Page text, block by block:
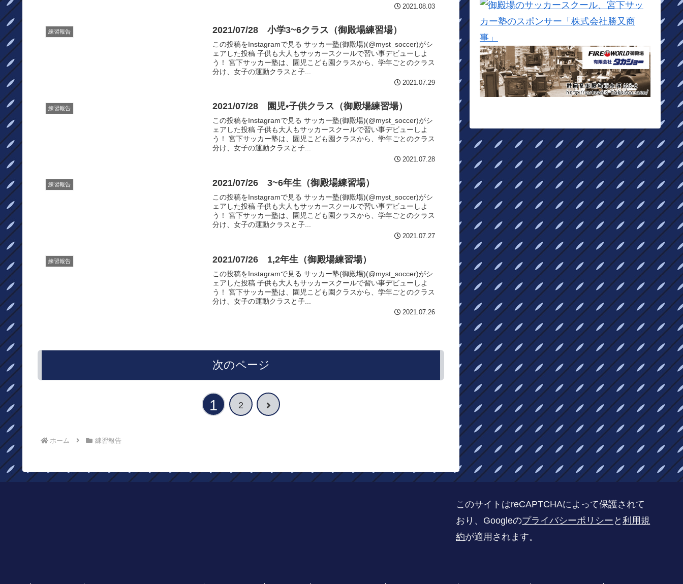
2021.08.03
練習報告 2021/07/28 小学3~6クラス（御殿場練習場）
この投稿をInstagramで見る サッカー塾(御殿場)(@myst_soccer)がシ
ェアした投稿 子供も大人もサッカースクールで習い事デビューしよ
う！ 宮下サッカー塾は、園児こども園クラスから、学年ごとのクラス
分け、女子の運動クラスと子...
2021.07.29
練習報告 2021/07/28 園児•子供クラス（御殿場練習場）
この投稿をInstagramで見る サッカー塾(御殿場)(@myst_soccer)がシ
ェアした投稿 子供も大人もサッカースクールで習い事デビューしよ
う！ 宮下サッカー塾は、園児こども園クラスから、学年ごとのクラス
分け、女子の運動クラスと子...
2021.07.28
練習報告 2021/07/26 3~6年生（御殿場練習場）
この投稿をInstagramで見る サッカー塾(御殿場)(@myst_soccer)がシ
ェアした投稿 子供も大人もサッカースクールで習い事デビューしよ
う！ 宮下サッカー塾は、園児こども園クラスから、学年ごとのクラス
分け、女子の運動クラスと子...
2021.07.27
練習報告 2021/07/26 1,2年生（御殿場練習場）
この投稿をInstagramで見る サッカー塾(御殿場)(@myst_soccer)がシ
ェアした投稿 子供も大人もサッカースクールで習い事デビューしよ
う！ 宮下サッカー塾は、園児こども園クラスから、学年ごとのクラス
分け、女子の運動クラスと子...
2021.07.26
次のページ
1 2 次
ホーム 練習報告
このサイトはreCAPTCHAによって保護されて
おり、Googleのプライバシーポリシー と利用規
約が適用されます。